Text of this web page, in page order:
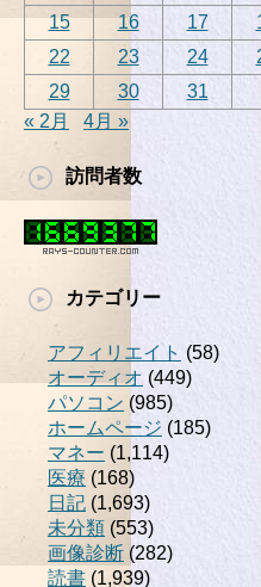
15
16 17
22
23 24
29
30
31
« 2月
4月 »
訪問者数
カテゴリー
アフィリエイト (58)
オーディオ (449)
パソコン (985)
ホームページ (185)
マネー (1,114)
医療 (168)
日記 (1,693)
未分類 (553)
画像診断 (282)
読書 (1,939)